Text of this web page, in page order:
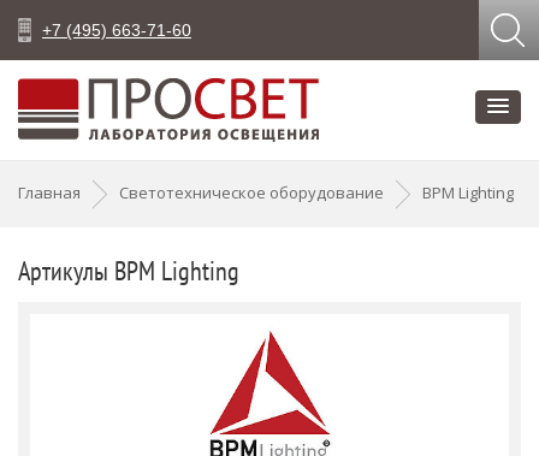
+7 (495) 663-71-60
Главная Светотехническое оборудование BPM Lighting
Артикулы BPM Lighting